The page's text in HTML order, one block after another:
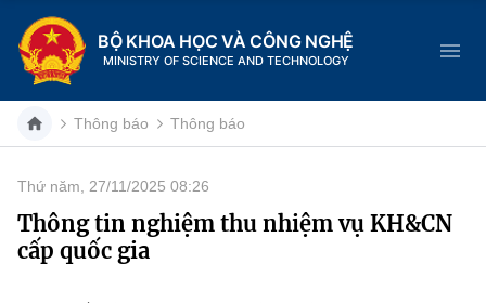
BỘ KHOA HỌC VÀ CÔNG NGHỆ
MINISTRY OF SCIENCE AND TECHNOLOGY
Danh mục
Trang chủ
Thông báo Thông báo
Thứ năm, 27/11/2025 08:26
Thông tin nghiệm thu nhiệm vụ KH&CN
cấp quốc gia